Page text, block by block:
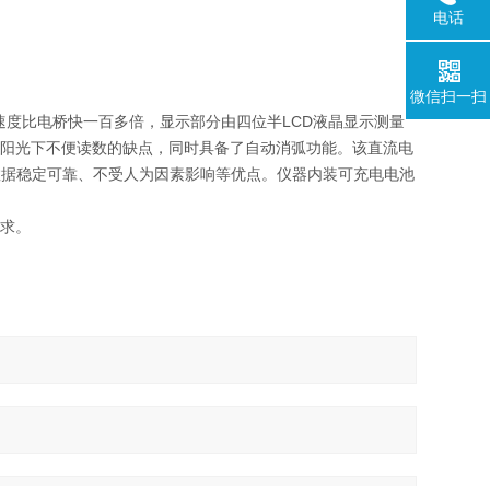
比电桥快一百多倍，显示部分由四位半LCD液晶显示测量
光下不便读数的缺点，同时具备了自动消弧功能。该直流电
稳定可靠、不受人为因素影响等优点。仪器内装可充电电池
。
电话
微信扫一扫